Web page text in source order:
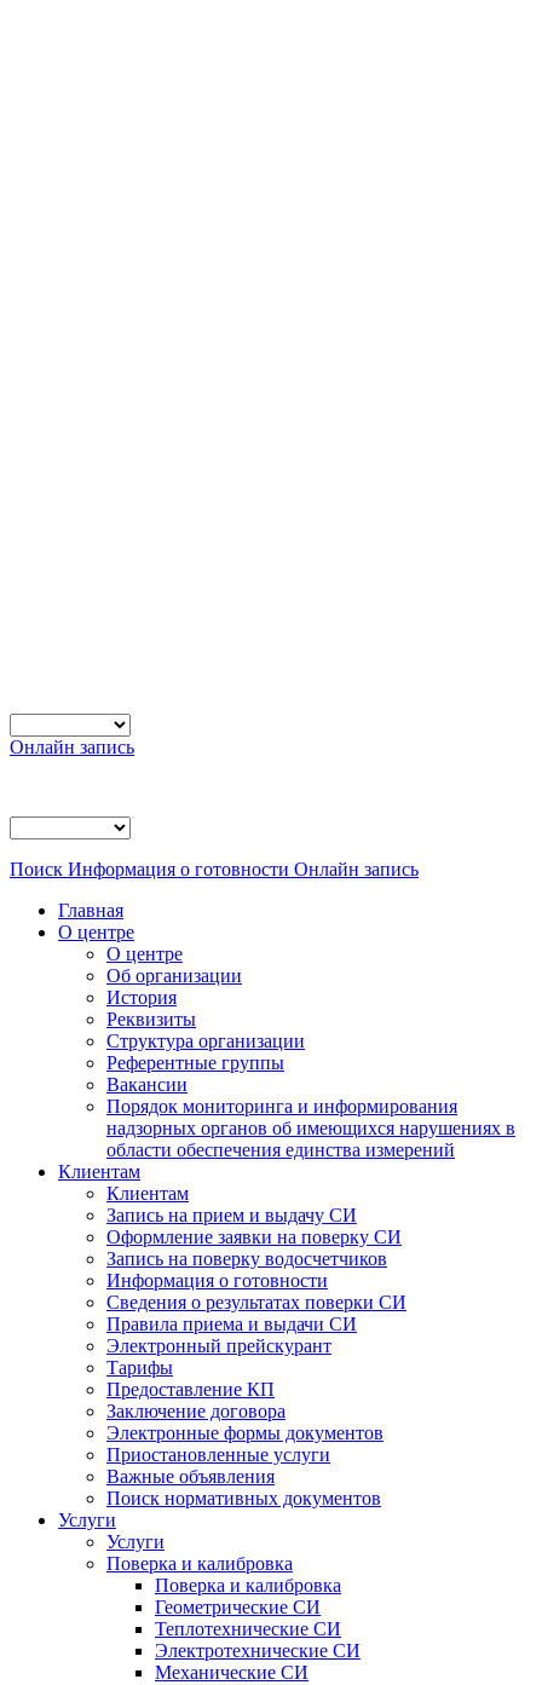
Онлайн запись
Поиск Информация о готовности Онлайн запись
Главная
О центре
О центре
Об организации
История
Реквизиты
Структура организации
Референтные группы
Вакансии
Порядок мониторинга и информирования
надзорных органов об имеющихся нарушениях в
области обеспечения единства измерений
Клиентам
Клиентам
Запись на прием и выдачу СИ
Оформление заявки на поверку СИ
Запись на поверку водосчетчиков
Информация о готовности
Сведения о результатах поверки СИ
Правила приема и выдачи СИ
Электронный прейскурант
Тарифы
Предоставление КП
Заключение договора
Электронные формы документов
Приостановленные услуги
Важные объявления
Поиск нормативных документов
Услуги
Услуги
Поверка и калибровка
Поверка и калибровка
Геометрические СИ
Теплотехнические СИ
Электротехнические СИ
Механические СИ